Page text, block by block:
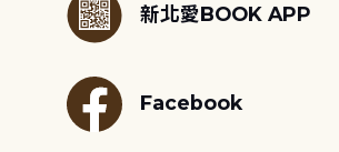
新北愛BOOK APP
Facebook